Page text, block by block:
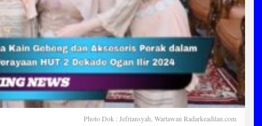
Photo Dok : Jefriansyah, Wartawan Radarkeadilan.com